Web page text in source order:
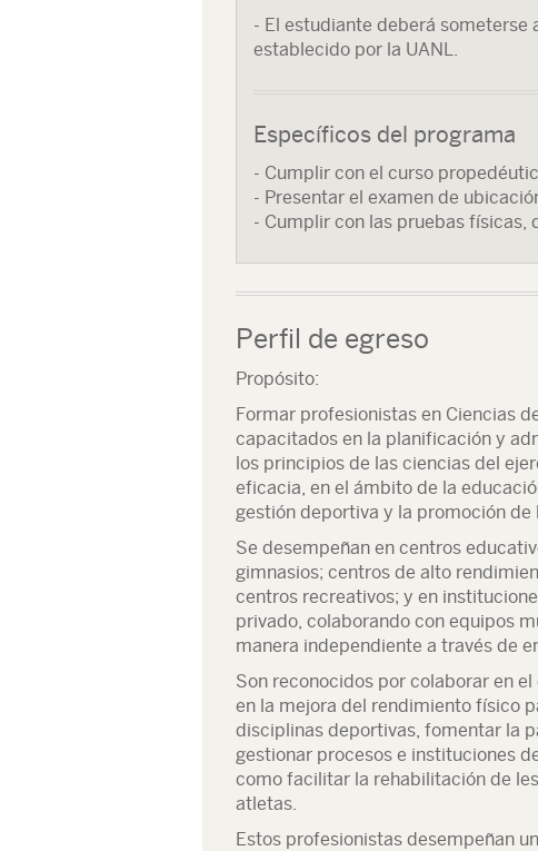
- El estudiante deberá someterse
establecido por la UANL.
Específicos del programa
- Cumplir con el curso
- Presentar el examen de
- Cumplir con las pruebas físicas,
Perfil de egreso
Propósito:
Formar profesionistas en Ciencias
capacitados en la planificación y
los principios de las ciencias del
eficacia, en el ámbito de la
gestión deportiva y la promoción
Se desempeñan en centros
gimnasios; centros de alto
centros recreativos; y en
privado, colaborando con equipos
manera independiente a través de
Son reconocidos por colaborar en
en la mejora del rendimiento físico
disciplinas deportivas, fomentar la
gestionar procesos e instituciones
como facilitar la rehabilitación de
atletas.
Estos profesionistas desempeñan